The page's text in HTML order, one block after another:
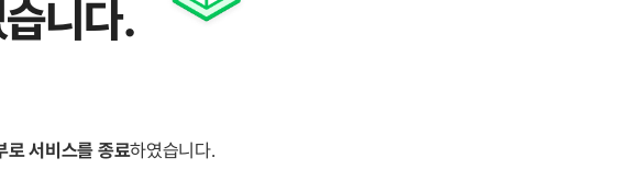
니다.
서비스를 종료하였습니다.